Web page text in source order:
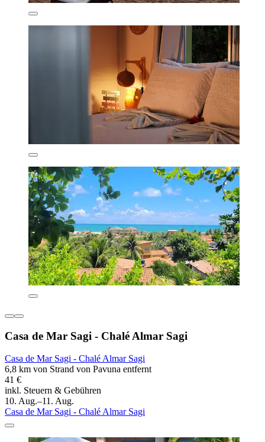
Casa de Mar Sagi - Chalé Almar Sagi
Casa de Mar Sagi - Chalé Almar Sagi
6,8 km von Strand von Pavuna entfernt
41 €
inkl. Steuern & Gebühren
10. Aug.–11. Aug.
Casa de Mar Sagi - Chalé Almar Sagi